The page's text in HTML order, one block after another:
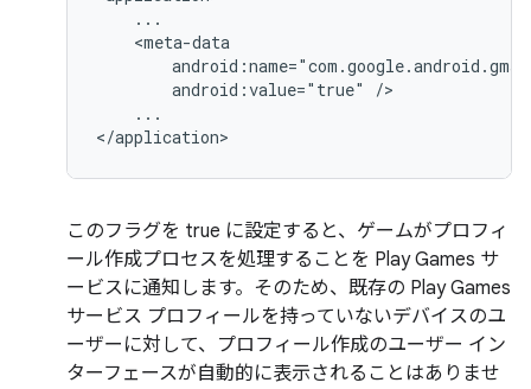
android:value="true"
...
</application>
このフラグを true に設定すると、ゲームがプロフィ
ール作成プロセスを処理することを Play Games サ
ービスに通知します。そのため、既存の Play Games
サービス プロフィールを持っていないデバイスのユ
ーザーに対して、プロフィール作成のユーザー イン
ターフェースが自動的に表示されることはありませ